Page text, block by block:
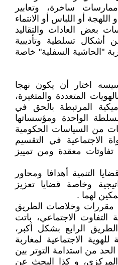
ساخرة، وتعابير
أو اللباس أو الانتماء
بعض العادات والتقاليد
أشكال تسلطية وتأديبية
"الحاشية السفلية" خاصة
اختار أن يكون نهجا
المتعددة والمتغيرة،
المرتبطة بالحق في
الواحدة ومؤسساتها
من السياسات الحكومية
الاجتماعية في التقسيم
معقدة ومن تمييز
التنمية أهدافا ومحاور
وخاصة قضايا تعزيز
لهما .
مقررات وخلاصات الطريق
التفاوت الاجتماعي، باتت
الرابع بشكل أكبر،
للهوية الاجتماعية لمغاربة
من استدامة التوتر بين
المركزي، و كذا البحث عن